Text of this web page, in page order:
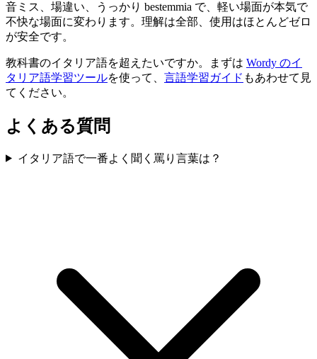
音ミス、場違い、うっかり bestemmia で、軽い場面が本気で
不快な場面に変わります。理解は全部、使用はほとんどゼロ
が安全です。
教科書のイタリア語を超えたいですか。まずは Wordy のイ
タリア語学習ツールを使って、 言語学習ガイド もあわせて見
てください。
よくある質問
イタリア語で一番よく聞く罵り言葉は？